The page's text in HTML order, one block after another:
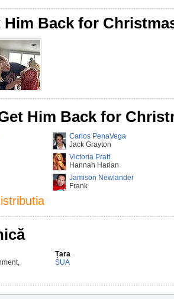
Him Back for
Him Back for
Carlos PenaVega
Jack Grayton
Victoria Pratt
Hannah Harlan
Jamison Newlander
Frank
Țara
SUA